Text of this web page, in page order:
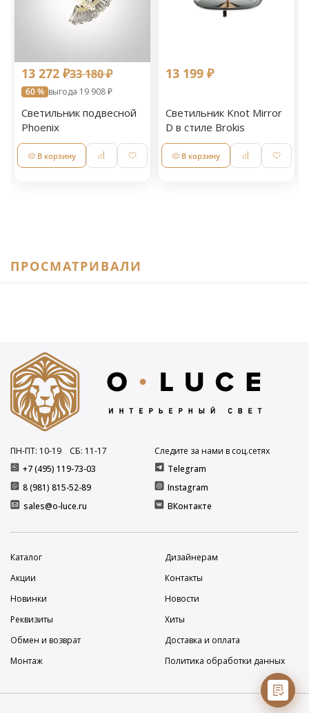
13 272 ₽33 180 ₽
60 % выгода 19 908 ₽
Светильник подвесной
Phoenix
В корзину
13 199 ₽
Светильник Knot Mirror
D в стиле Brokis
В корзину
ПРОСМАТРИВАЛИ
+7 (495) 119-73-03
8 (981) 815-52-89
ПН-ПТ: 10-19 СБ: 11-17
sales@o-luce.ru
Следите за нами в соц.сетях
Telegram
Instagram
ВКонтакте
Каталог
Дизайнерам
Акции
Контакты
Новинки
Новости
Реквизиты
Хиты
Обмен и возврат
Доставка и оплата
Монтаж
Политика обработки данных